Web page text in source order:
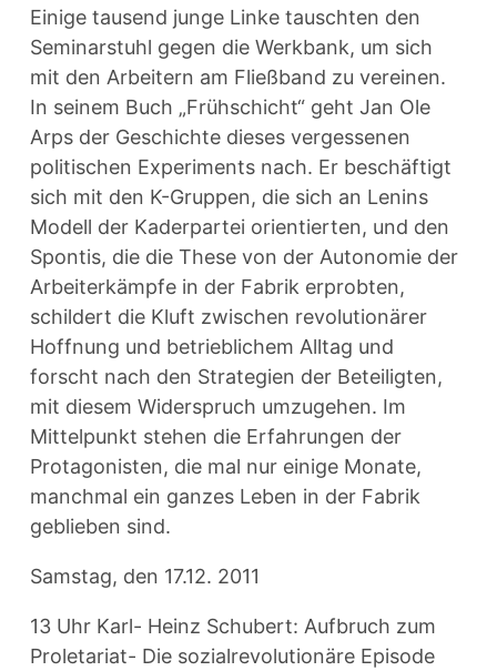
Einige tausend junge Linke tauschten den
Seminarstuhl gegen die Werkbank, um sich
mit den Arbeitern am Fließband zu vereinen.
In seinem Buch „Frühschicht“ geht Jan Ole
Arps der Geschichte dieses vergessenen
politischen Experiments nach. Er beschäftigt
sich mit den K-Gruppen, die sich an Lenins
Modell der Kaderpartei orientierten, und den
Spontis, die die These von der Autonomie der
Arbeiterkämpfe in der Fabrik erprobten,
schildert die Kluft zwischen revolutionärer
Hoffnung und betrieblichem Alltag und
forscht nach den Strategien der Beteiligten,
mit diesem Widerspruch umzugehen. Im
Mittelpunkt stehen die Erfahrungen der
Protagonisten, die mal nur einige Monate,
manchmal ein ganzes Leben in der Fabrik
geblieben sind.
Samstag, den 17.12. 2011
13 Uhr Karl- Heinz Schubert: Aufbruch zum
Proletariat- Die sozialrevolutionäre Episode